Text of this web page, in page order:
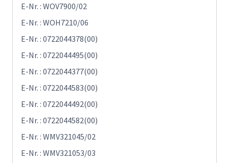
E-Nr. : WOV7900/02
E-Nr. : WOH7210/06
E-Nr. : 0722044378(00)
E-Nr. : 0722044495(00)
E-Nr. : 0722044377(00)
E-Nr. : 0722044583(00)
E-Nr. : 0722044492(00)
E-Nr. : 0722044582(00)
E-Nr. : WMV321045/02
E-Nr. : WMV321053/03